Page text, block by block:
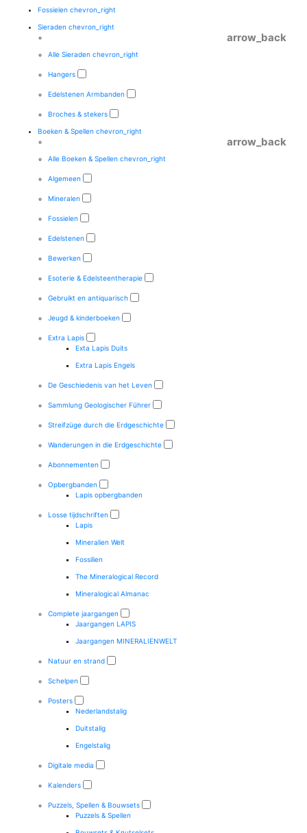
Fossielen chevron_right
Sieraden chevron_right
arrow_back
Alle Sieraden chevron_right
Hangers
Edelstenen Armbanden
Broches & stekers
Boeken & Spellen chevron_right
arrow_back
Alle Boeken & Spellen chevron_right
Algemeen
Mineralen
Fossielen
Edelstenen
Bewerken
Esoterie & Edelsteentherapie
Gebruikt en antiquarisch
Jeugd & kinderboeken
Extra Lapis
Exta Lapis Duits
Extra Lapis Engels
De Geschiedenis van het Leven
Sammlung Geologischer Führer
Streifzüge durch die Erdgeschichte
Wanderungen in die Erdgeschichte
Abonnementen
Opbergbanden
Lapis opbergbanden
Losse tijdschriften
Lapis
Mineralien Welt
Fossilien
The Mineralogical Record
Mineralogical Almanac
Complete jaargangen
Jaargangen LAPIS
Jaargangen MINERALIENWELT
Natuur en strand
Schelpen
Posters
Nederlandstalig
Duitstalig
Engelstalig
Digitale media
Kalenders
Puzzels, Spellen & Bouwsets
Puzzels & Spellen